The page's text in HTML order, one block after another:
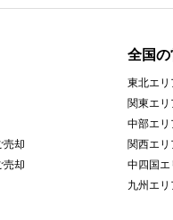
売却
売却
全国
東北エ
関東エ
中部エ
関西エ
中四国
九州エ